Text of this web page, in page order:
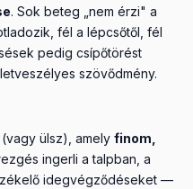
. Sok beteg „nem érzi" a
fél a lépcsőtől, fél
pedig csípőtörést
szövődmény.
ülsz), amely finom,
ingerli a talpban, a
idegvégződéseket —